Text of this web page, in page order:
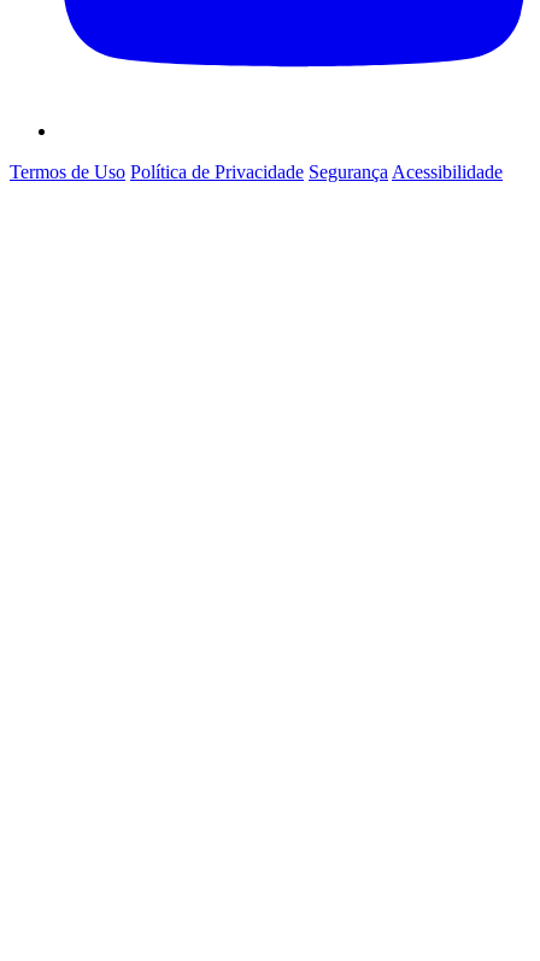
Termos de Uso Política de Privacidade Segurança Acessibilidade